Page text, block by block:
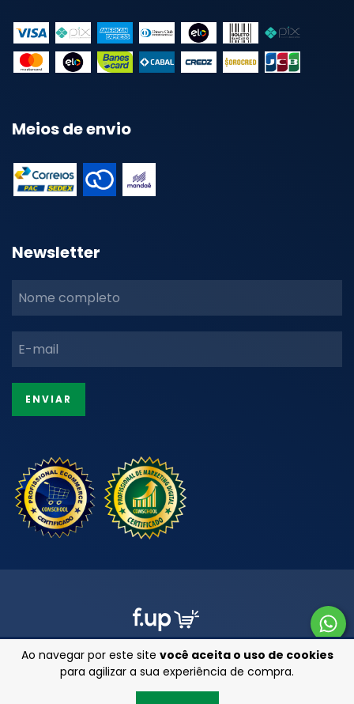
Ao navegar por este site você aceita o uso de cookies
para agilizar a sua experiência de compra.
Meios de envio
Newsletter